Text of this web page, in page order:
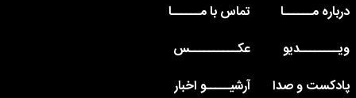
درباره مــــــا
تماس با مــــــا
ویــــــــدیو
عکــــــــــس
پادکست و صدا
آرشیـــــو اخبار